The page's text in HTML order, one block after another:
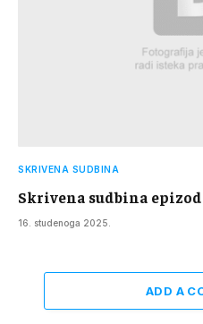
SKRIVENA SUDBINA
Skrivena sudbina
16. studenoga 2025.
ADD A